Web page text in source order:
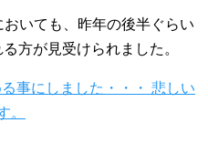
いても、昨年の後半ぐらい
方が見受けられました。
事にしました・・・ 悲しい
。